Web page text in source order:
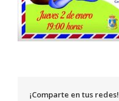
¡Comparte en tus redes!